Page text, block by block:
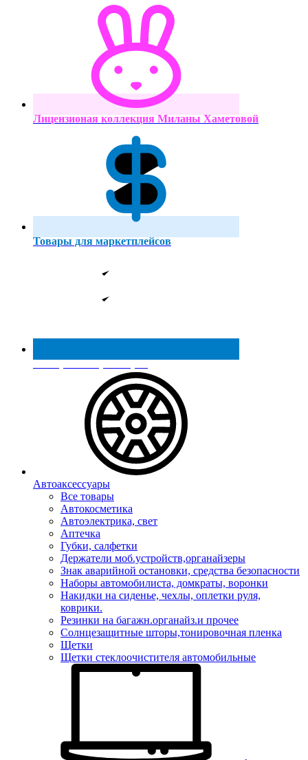
Лицензионая коллекция Миланы Хаметовой
Товары для маркетплейсов
Реестр МинПромТорга
Автоаксессуары
Все товары
Автокосметика
Автоэлектрика, свет
Аптечка
Губки, салфетки
Держатели моб.устройств,органайзеры
Знак аварийной остановки, средства безопасности
Наборы автомобилиста, домкраты, воронки
Накидки на сиденье, чехлы, оплетки руля,
коврики.
Резинки на багажн.органайз.и прочее
Солнцезащитные шторы,тонировочная пленка
Щетки
Щетки стеклоочистителя автомобильные